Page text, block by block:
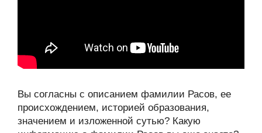
Вы согласны с описанием фамилии Расов, ее
происхождением, историей образования,
значением и изложенной сутью? Какую